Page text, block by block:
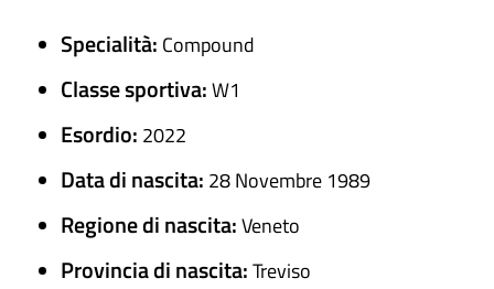
Specialità: Compound
Classe sportiva:W1
Esordio: 2022
Data di nascita: 28 Novembre 1989
Regione di nascita:Veneto
Provincia di nascita:Treviso